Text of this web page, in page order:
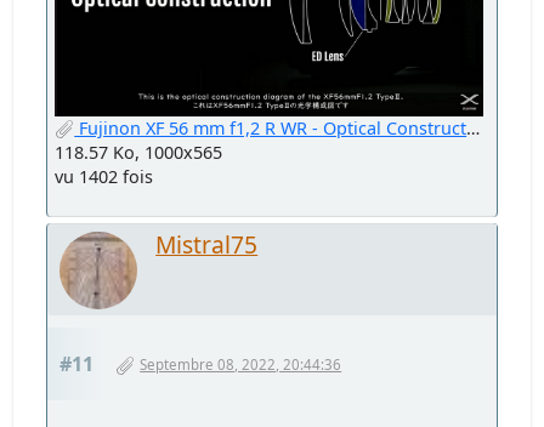
Fujinon XF 56 mm f1,2 R WR - Optical Construction.jpg
118.57 Ko, 1000x565
vu 1402 fois
Mistral75
#11 Septembre 08, 2022, 20:44:36